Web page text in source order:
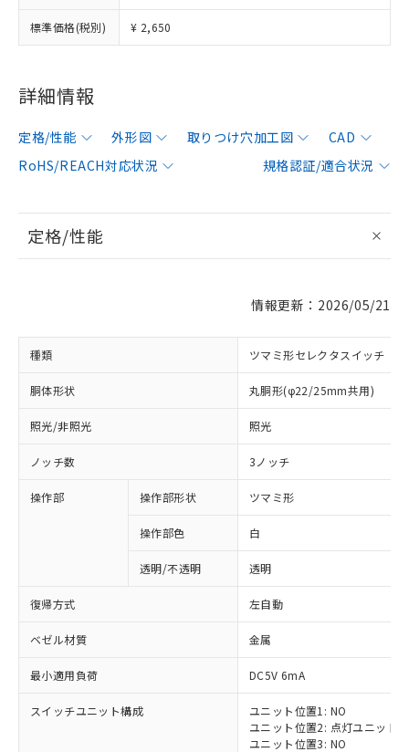
標準価格(税別) ¥ 2,650
詳細情報
定格/性能 外形図 取りつけ穴加工図
CAD
RoHS/REACH対応状況
規格認証/適合状況
定格/性能
情報更新：2026/05/21
種類 ツマミ形セレクタスイッチ
胴体形状 丸胴形(φ22/25mm共用)
照光/非照光 照光
ノッチ数 3ノッチ
操作部 操作部形状 ツマミ形
操作部色 白
透明/不透明 透明
復帰方式 左自動
ベゼル材質 金属
最小適用負荷 DC5V 6mA
スイッチユニット構成
ユニット位置1: NO
ユニット位置2: 点灯ユニット
ユニット位置3: NO